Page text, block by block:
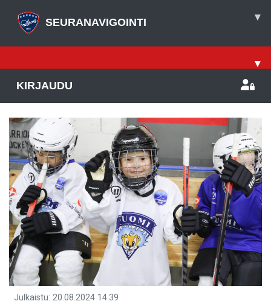
SEURANAVIGOINTI ▾
▾
KIRJAUDU
Julkaistu: 20.08.2024 14.39